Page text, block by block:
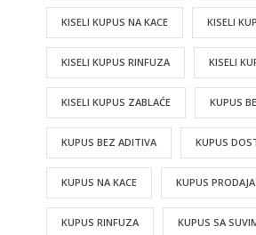
KISELI KUPUS NA KACE KISELI
KISELI KUPUS RINFUZA KISELI
KISELI KUPUS ZABLAĆE KUPUS
KUPUS BEZ ADITIVA KUPUS
KUPUS NA KACE KUPUS PRODAJA
KUPUS RINFUZA KUPUS SA